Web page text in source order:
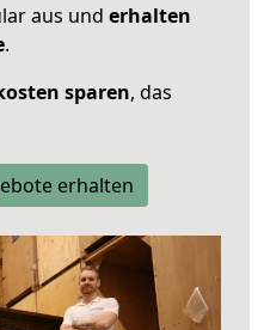
aus und erhalten
.
sparen, das
erhalten